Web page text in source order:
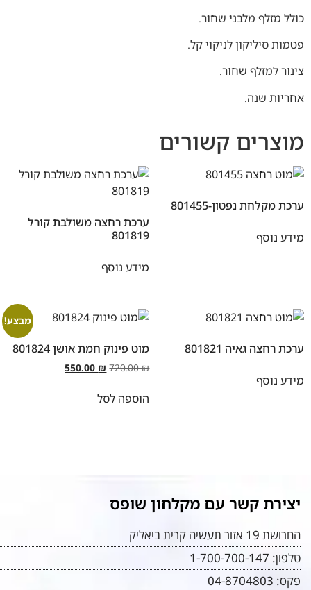
כולל מזלף מלבני שחור.
פטמות סיליקון לניקוי קל.
צינור למזלף שחור.
אחריות שנה.
מוצרים קשורים
ערכת מקלחת נפטון-801455
מידע נוסף
ערכת רחצה משולבת קורל
801819
מידע נוסף
ערכת רחצה גאיה 801821
מידע נוסף
מבצע!
מוט פינוק חמת אושן 801824
720.00₪
550.00 ₪
הוספה לסל
יצירת קשר עם מקלחון שופס
החרושת 19 אזור תעשיה קרית ביאליק
טלפון: 1-700-700-147
פקס: 04-8704803